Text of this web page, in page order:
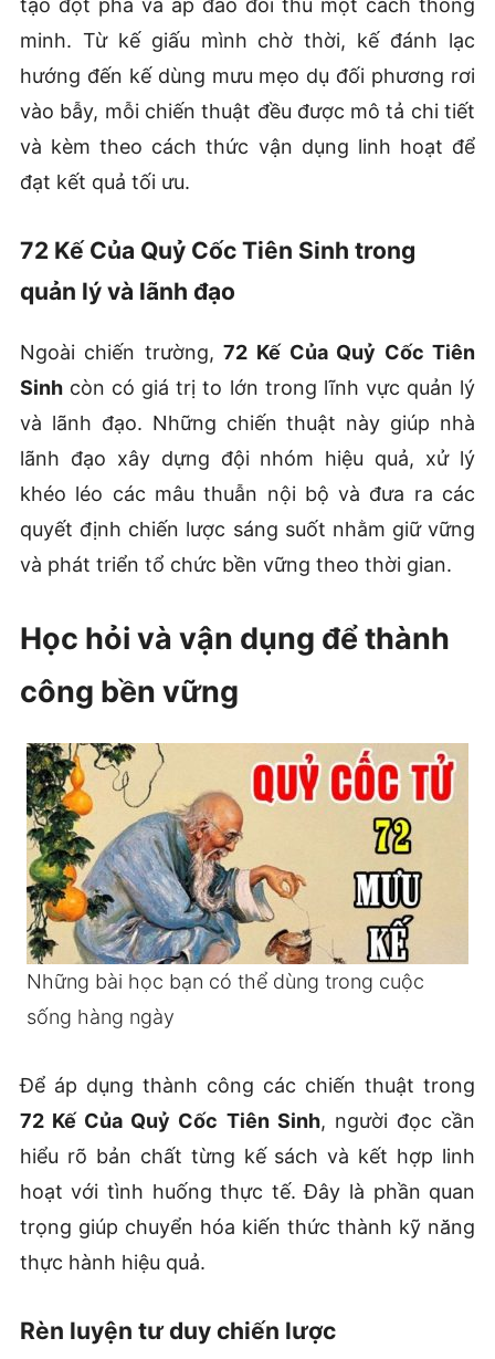
tạo đột phá và áp đảo đối thủ một cách thông
minh. Từ kế giấu mình chờ thời, kế đánh lạc
hướng đến kế dùng mưu mẹo dụ đối phương rơi
vào bẫy, mỗi chiến thuật đều được mô tả chi tiết
và kèm theo cách thức vận dụng linh hoạt để
đạt kết quả tối ưu.
72 Kế Của Quỷ Cốc Tiên Sinh trong
quản lý và lãnh đạo
Ngoài chiến trường,72 Kế Của Quỷ Cốc Tiên
Sinhcòn có giá trị to lớn trong lĩnh vực quản lý
và lãnh đạo. Những chiến thuật này giúp nhà
lãnh đạo xây dựng đội nhóm hiệu quả, xử lý
khéo léo các mâu thuẫn nội bộ và đưa ra các
quyết định chiến lược sáng suốt nhằm giữ vững
và phát triển tổ chức bền vững theo thời gian.
Học hỏi và vận dụng để thành
công bền vững
Những bài học bạn có thể dùng trong cuộc
sống hàng ngày
Để áp dụng thành công các chiến thuật trong
72 Kế Của Quỷ Cốc Tiên Sinh, người đọc cần
hiểu rõ bản chất từng kế sách và kết hợp linh
hoạt với tình huống thực tế. Đây là phần quan
trọng giúp chuyển hóa kiến thức thành kỹ năng
thực hành hiệu quả.
Rèn luyện tư duy chiến lược